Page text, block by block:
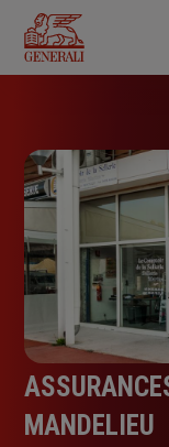
contenu
principal
MANDELIEU